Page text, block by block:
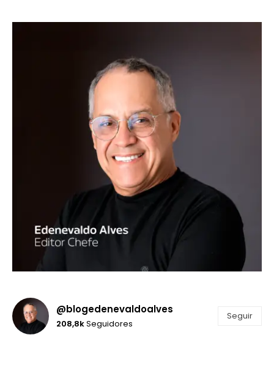
@blogedenevaldoalves
208,8kSeguidores
Seguir